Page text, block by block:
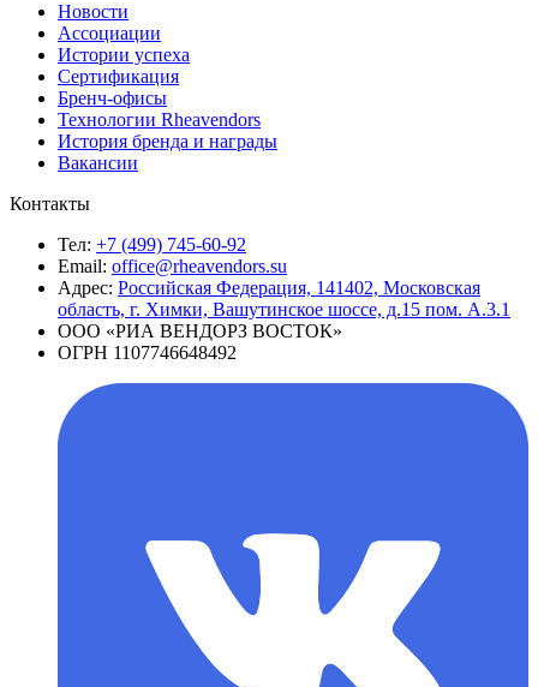
Новости
Ассоциации
Истории успеха
Сертификация
Бренч-офисы
Технологии Rheavendors
История бренда и награды
Вакансии
Контакты
Тел: +7 (499) 745-60-92
Email: office@rheavendors.su
Адрес: Российская Федерация, 141402, Московская
область, г. Химки, Вашутинское шоссе, д.15 пом. А.3.1
ООО «РИА ВЕНДОРЗ ВОСТОК»
ОГРН 1107746648492